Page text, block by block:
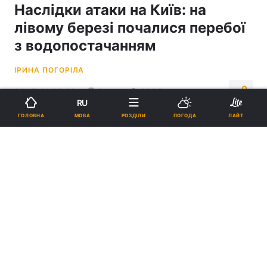
Наслідки атаки на Київ: на
лівому березі почалися перебої
з водопостачанням
ІРИНА ПОГОРІЛА
08:17, 14.05.26 2 хв. 6885
Підпишіться на нас в Google
ГОЛОВНА
RU
МОВА РОЗДІЛИ ПОГОДА ЛАЙТ